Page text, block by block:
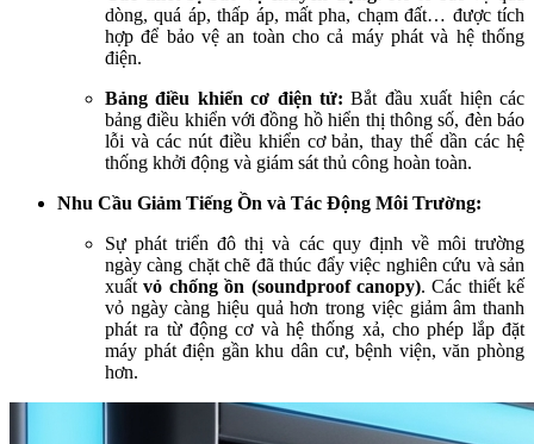
dòng, quá áp, thấp áp, mất pha, chạm đất… được tích
hợp để bảo vệ an toàn cho cả máy phát và hệ thống
điện.
Bảng điều khiển cơ điện tử: Bắt đầu xuất hiện các
bảng điều khiển với đồng hồ hiển thị thông số, đèn báo
lỗi và các nút điều khiển cơ bản, thay thế dần các hệ
thống khởi động và giám sát thủ công hoàn toàn.
Nhu Cầu Giảm Tiếng Ồn và Tác Động Môi Trường:
Sự phát triển đô thị và các quy định về môi trường
ngày càng chặt chẽ đã thúc đẩy việc nghiên cứu và sản
xuấtvỏ chống ồn (soundproof canopy). Các thiết kế
vỏ ngày càng hiệu quả hơn trong việc giảm âm thanh
phát ra từ động cơ và hệ thống xả, cho phép lắp đặt
máy phát điện gần khu dân cư, bệnh viện, văn phòng
hơn.